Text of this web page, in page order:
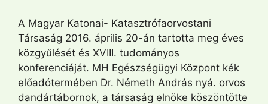
A Magyar Katonai- Katasztrófaorvostani
Társaság 2016. április 20-án tartotta meg éves
közgyűlését és XVIII. tudományos
konferenciáját. MH Egészségügyi Központ kék
előadótermében Dr. Németh András nyá. orvos
dandártábornok, a társaság elnöke köszöntötte